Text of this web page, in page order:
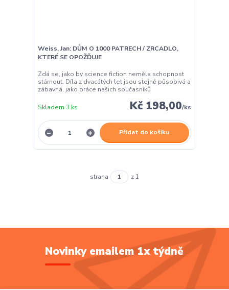
Weiss, Jan: DŮM O 1000 PATRECH / ZRCADLO,
KTERÉ SE OPOŽĎUJE
Zdá se, jako by science fiction neměla schopnost
stárnout. Díla z dvacátých let jsou stejně působivá a
zábavná, jako práce našich současníků
Kč 198,00/ks
Skladem 3 ks
Přidat do košíku
strana z 1
Novinky emailem 1x týdně